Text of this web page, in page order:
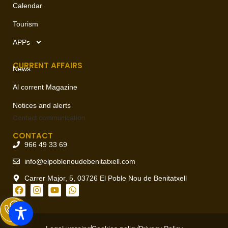
Calendar
Tourism
APPs
CURRENT AFFAIRS
News
Al corrent Magazine
Notices and alerts
Contact communication
CONTACT
966 49 33 69
info@elpoblenoudebenitatxell.com
Carrer Major, 5, 03726 El Poble Nou de Benitatxell